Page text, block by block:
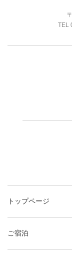
TEL
トップページ
ご宿泊